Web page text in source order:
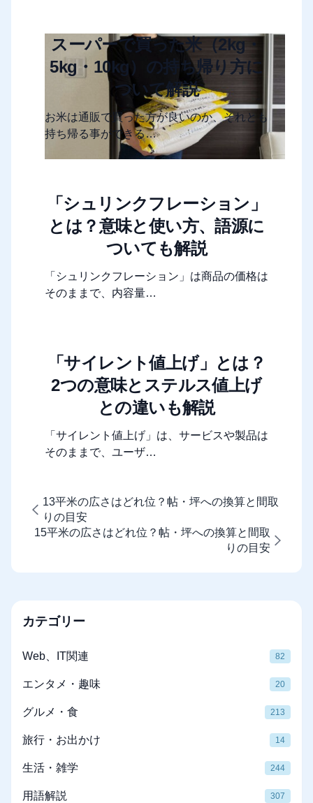
スーパーで買った米（2kg・
5kg・10kg）の持ち帰り方に
ついて解説
お米は通販で買った方が良いのか、それとも
持ち帰る事ができる…
「シュリンクフレーション」
とは？意味と使い方、語源に
ついても解説
「シュリンクフレーション」は商品の価格は
そのままで、内容量…
「サイレント値上げ」とは？
2つの意味とステルス値上げ
との違いも解説
「サイレント値上げ」は、サービスや製品は
そのままで、ユーザ…
13平米の広さはどれ位？帖・坪への換算と間取
りの目安
15平米の広さはどれ位？帖・坪への換算と間取
りの目安
カテゴリー
Web、IT関連 82
エンタメ・趣味 20
グルメ・食 213
旅行・お出かけ 14
生活・雑学 244
用語解説 307